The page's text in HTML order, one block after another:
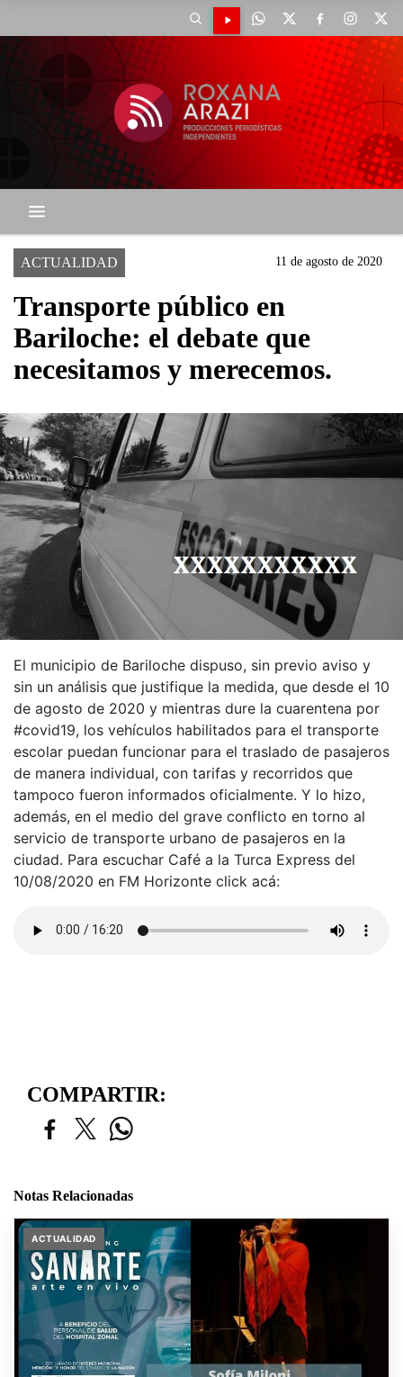
ACTUALIDAD 11 de agosto de 2020
Transporte público en
Bariloche: el debate que
necesitamos y merecemos.
El municipio de Bariloche dispuso, sin previo aviso y
sin un análisis que justifique la medida, que desde el 10
de agosto de 2020 y mientras dure la cuarentena por
#covid19, los vehículos habilitados para el transporte
escolar puedan funcionar para el traslado de pasajeros
de manera individual, con tarifas y recorridos que
tampoco fueron informados oficialmente. Y lo hizo,
además, en el medio del grave conflicto en torno al
servicio de transporte urbano de pasajeros en la
ciudad. Para escuchar Café a la Turca Express del
10/08/2020 en FM Horizonte click acá:
COMPARTIR:
Notas Relacionadas
ACTUALIDAD